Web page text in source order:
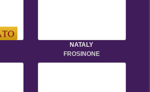
NATALY
FROSINONE